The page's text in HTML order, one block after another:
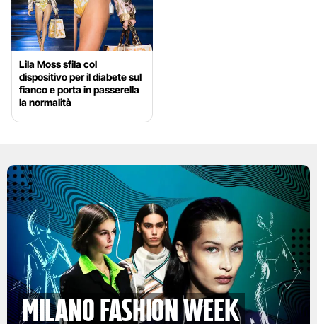
Lila Moss sfila col
dispositivo per il diabete sul
fianco e porta in passerella
la normalità
Milano Fashion Week